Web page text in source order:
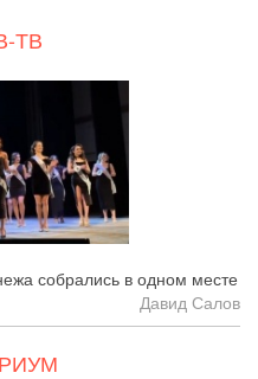
ТВ
собрались в одном месте
Давид Салов